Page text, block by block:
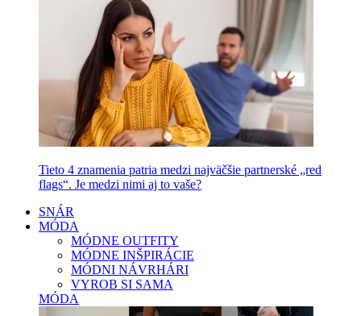
Tieto 4 znamenia patria medzi najväčšie partnerské „red
flags“. Je medzi nimi aj to vaše?
SNÁR
MÓDA
MÓDNE OUTFITY
MÓDNE INŠPIRÁCIE
MÓDNI NÁVRHÁRI
VYROB SI SAMA
MÓDA